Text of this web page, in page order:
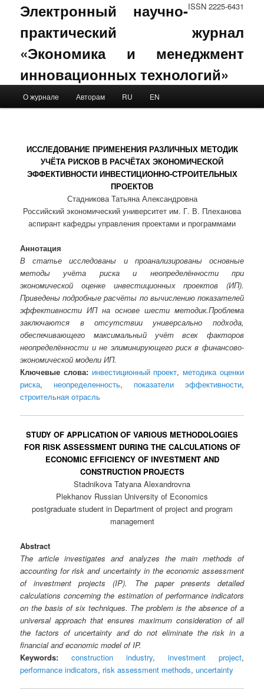
ISSN 2225-6431
Электронный научно-
практический журнал
«Экономика и менеджмент
инновационных технологий»
Skip to primary content
Skip to secondary content
О журнале Авторам RU EN
ИССЛЕДОВАНИЕ ПРИМЕНЕНИЯ РАЗЛИЧНЫХ МЕТОДИК
УЧЁТА РИСКОВ В РАСЧЁТАХ ЭКОНОМИЧЕСКОЙ
ЭФФЕКТИВНОСТИ ИНВЕСТИЦИОННО-СТРОИТЕЛЬНЫХ
ПРОЕКТОВ
Стадникова Татьяна Александровна
Российский экономический университет им. Г. В. Плеханова
аспирант кафедры управления проектами и программами
Аннотация
В статье исследованы и проанализированы основные
методы учёта риска и неопределённости при
экономической оценке инвестиционных проектов (ИП).
Приведены подробные расчёты по вычислению показателей
эффективности ИП на основе шести методик.Проблема
заключаются в отсутствии универсально подхода,
обеспечивающего максимальный учёт всех факторов
неопределённости и не элиминирующего риск в финансово-
экономической модели ИП.
Ключевые слова: инвестиционный проект, методика оценки
риска, неопределенность, показатели эффективности,
строительная отрасль
STUDY OF APPLICATION OF VARIOUS METHODOLOGIES
FOR RISK ASSESSMENT DURING THE CALCULATIONS OF
ECONOMIC EFFICIENCY OF INVESTMENT AND
CONSTRUCTION PROJECTS
Stadnikova Tatyana Alexandrovna
Plekhanov Russian University of Economics
postgraduate student in Department of project and program
management
Abstract
The article investigates and analyzes the main methods of
accounting for risk and uncertainty in the economic assessment
of investment projects (IP). The paper presents detailed
calculations concerning the estimation of performance indicators
on the basis of six techniques. The problem is the absence of a
universal approach that ensures maximum consideration of all
the factors of uncertainty and do not eliminate the risk in a
financial and economic model of IP.
Keywords:
construction industry, investment project,
performance indicators, risk assessment methods,uncertainty